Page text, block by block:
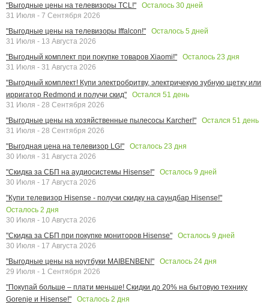
"Выгодные цены на телевизоры TCL!"
Осталось 30 дней
31 Июля - 7 Сентября 2026
"Выгодные цены на телевизоры Iffalcon!"
Осталось 5 дней
31 Июля - 13 Августа 2026
"Выгодный комплект при покупке товаров Xiaomi!"
Осталось 23 дня
31 Июля - 31 Августа 2026
"Выгодный комплект! Купи электробритву, электричекую зубную щетку или
ирригатор Redmond и получи скид"
Остался 51 день
31 Июля - 28 Сентября 2026
"Выгодные цены на хозяйственные пылесосы Karcher!"
Остался 51 день
31 Июля - 28 Сентября 2026
"Выгодная цена на телевизор LG!"
Осталось 23 дня
30 Июля - 31 Августа 2026
"Скидка за СБП на аудиосистемы Hisense!"
Осталось 9 дней
30 Июля - 17 Августа 2026
"Купи телевизор Hisense - получи скидку на саундбар Hisense!"
Осталось 2 дня
30 Июля - 10 Августа 2026
"Скидка за СБП при покупке мониторов Hisense"
Осталось 9 дней
30 Июля - 17 Августа 2026
"Выгодные цены на ноутбуки MAIBENBEN!"
Осталось 24 дня
29 Июля - 1 Сентября 2026
"Покупай больше – плати меньше! Скидки до 20% на бытовую технику
Gorenje и Hisense!"
Осталось 2 дня